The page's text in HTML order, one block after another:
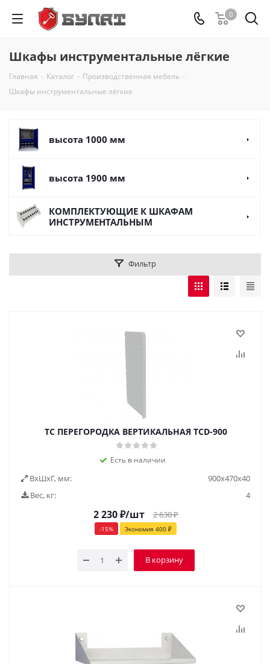
0
Шкафы инструментальные лёгкие
Главная - Каталог - Производственная мебель -
Шкафы инструментальные лёгкие
высота 1000 мм
высота 1900 мм
КОМПЛЕКТУЮЩИЕ К ШКАФАМ
ИНСТРУМЕНТАЛЬНЫМ
Фильтр
TC ПЕРЕГОРОДКА ВЕРТИКАЛЬНАЯ TCD-900
Есть в наличии
ВxШxГ, мм:
900x470x40
Вес, кг:
4
2 230₽/шт 2 630₽
-15% Экономия 400 ₽
В корзину